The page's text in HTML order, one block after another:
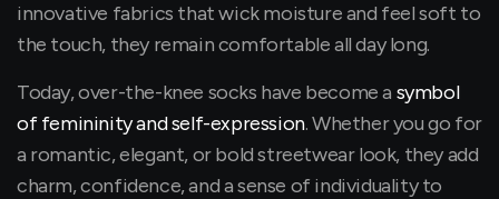
innovative fabrics that wick moisture and feel soft to
the touch, they remain comfortable all day long.
Today, over-the-knee socks have become a symbol
of femininity and self-expression. Whether you go for
a romantic, elegant, or bold streetwear look, they add
charm, confidence, and a sense of individuality to